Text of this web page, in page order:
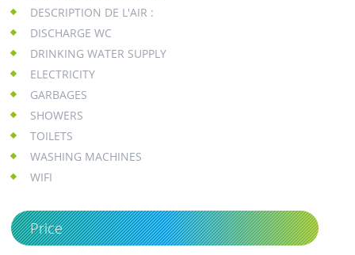
DESCRIPTION DE L'AIR :
DISCHARGE WC
DRINKING WATER SUPPLY
ELECTRICITY
GARBAGES
SHOWERS
TOILETS
WASHING MACHINES
WIFI
Price